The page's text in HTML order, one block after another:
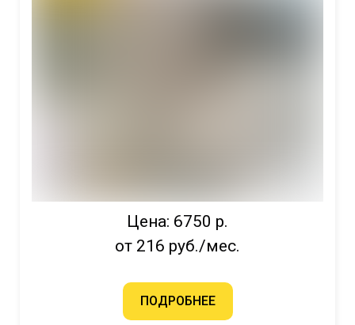
Цена: 6750 р.
от 216 руб./мес.
ПОДРОБНЕЕ